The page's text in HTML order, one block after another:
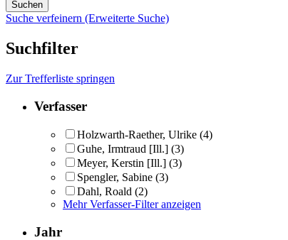
Suche verfeinern (Erweiterte Suche)
Suchfilter
Zur Trefferliste springen
Verfasser
Holzwarth-Raether, Ulrike (4)
Guhe, Irmtraud [Ill.] (3)
Meyer, Kerstin [Ill.] (3)
Spengler, Sabine (3)
Dahl, Roald (2)
Mehr Verfasser-Filter anzeigen
Jahr